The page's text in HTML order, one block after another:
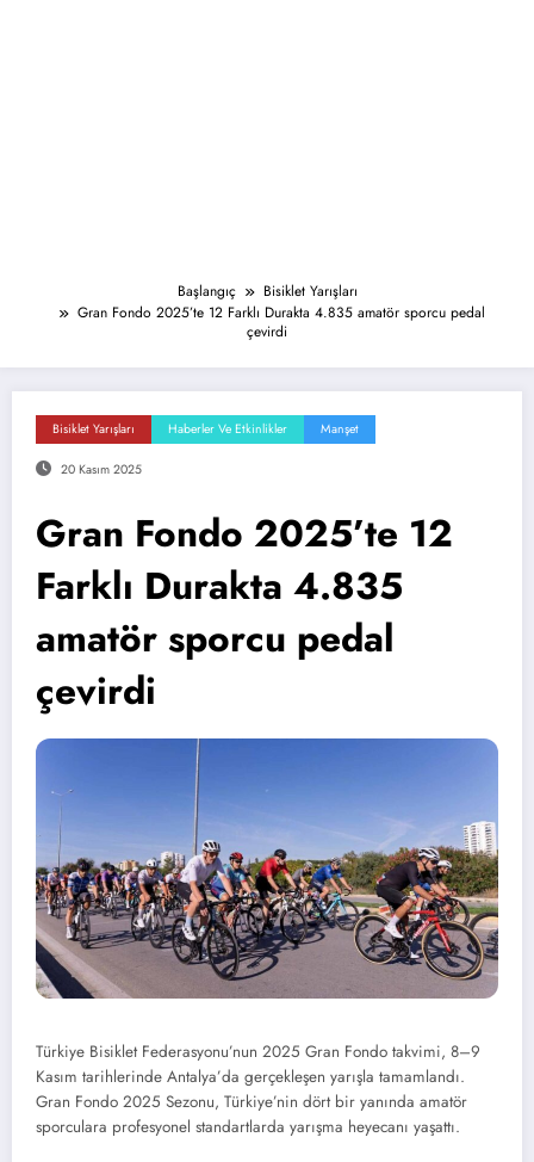
Başlangıç
Bisiklet Yarışları
Gran Fondo 2025’te 12 Farklı Durakta 4.835 amatör sporcu pedal
çevirdi
Bisiklet Yarışları Haberler Ve Etkinlikler Manşet
20 Kasım 2025
Gran Fondo 2025’te 12
Farklı Durakta 4.835
amatör sporcu pedal
çevirdi
Türkiye Bisiklet Federasyonu’nun 2025 Gran Fondo takvimi, 8–9
Kasım tarihlerinde Antalya’da gerçekleşen yarışla tamamlandı.
Gran Fondo 2025 Sezonu, Türkiye’nin dört bir yanında amatör
sporculara profesyonel standartlarda yarışma heyecanı yaşattı.